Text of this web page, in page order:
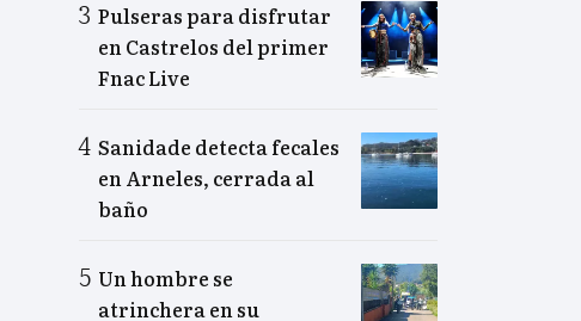
Pulseras para disfrutar
en Castrelos del primer
Fnac Live
Sanidade detecta fecales
en Arneles, cerrada al
baño
Un hombre se
atrinchera en su